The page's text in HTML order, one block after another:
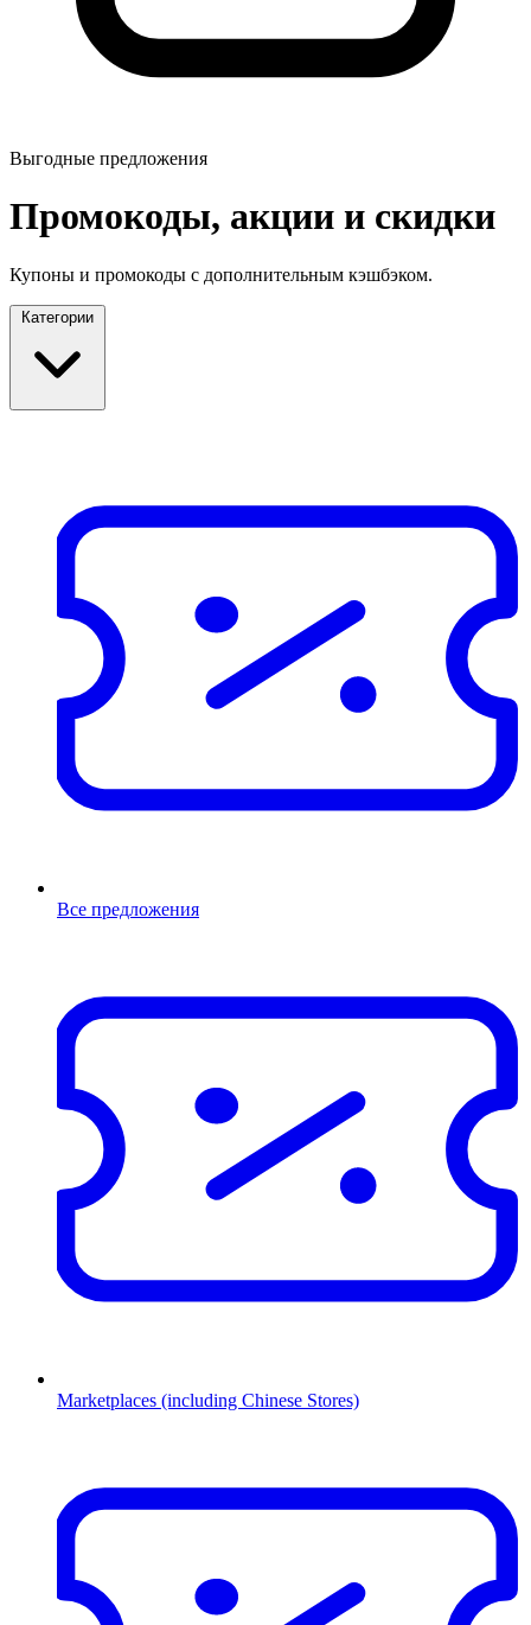
Выгодные предложения
Промокоды, акции и скидки
Купоны и промокоды с дополнительным кэшбэком.
Категории
Все предложения
Marketplaces (including Chinese Stores)